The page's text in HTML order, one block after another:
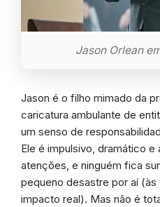
Jason Orlean
Jason é o filho mimado da
caricatura ambulante de
um senso de
Ele é impulsivo, dramático
atenções, e ninguém fica
pequeno desastre por aí
impacto real). Mas não é